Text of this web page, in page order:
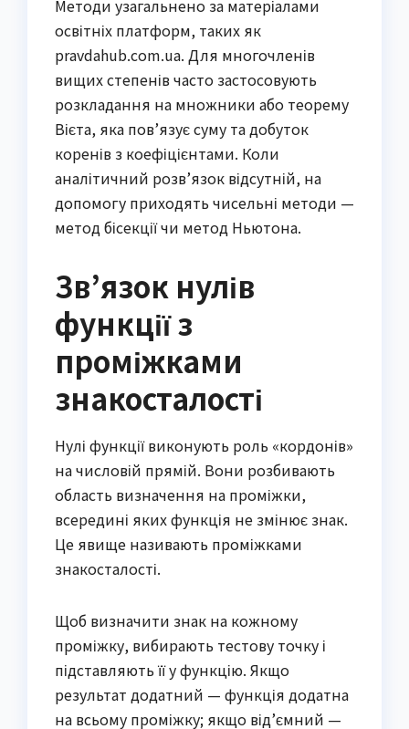
Методи узагальнено за матеріалами
освітніх платформ, таких як
pravdahub.com.ua. Для многочленів
вищих степенів часто застосовують
розкладання на множники або теорему
Вієта, яка пов’язує суму та добуток
коренів з коефіцієнтами. Коли
аналітичний розв’язок відсутній, на
допомогу приходять чисельні методи —
метод бісекції чи метод Ньютона.
Зв’язок нулів
функції з
проміжками
знакосталості
Нулі функції виконують роль «кордонів»
на числовій прямій. Вони розбивають
область визначення на проміжки,
всередині яких функція не змінює знак.
Це явище називають проміжками
знакосталості.
Щоб визначити знак на кожному
проміжку, вибирають тестову точку і
підставляють її у функцію. Якщо
результат додатний — функція додатна
на всьому проміжку; якщо від’ємний —